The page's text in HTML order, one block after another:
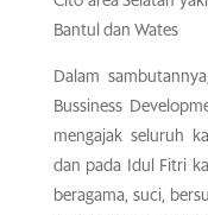
Bantul dan Wates
Dalam
Bussiness
mengajak seluruh
dan pada Idul Fitri
beragama, suci,